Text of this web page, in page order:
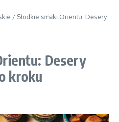
/ Słodkie smaki Orientu: Desery
Desery
kroku